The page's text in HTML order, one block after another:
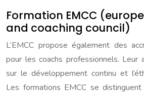
Formation EMCC
and coaching council)
L’EMCC propose également des
pour les coachs professionnels. Leur
sur le développement continu et
Les formations EMCC se